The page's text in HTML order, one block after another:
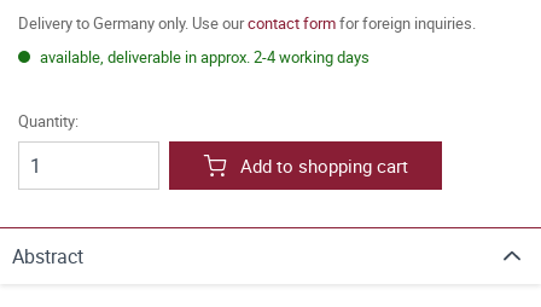
Delivery to Germany only. Use ourcontact formfor foreign inquiries.
available, deliverable in approx. 2-4 working days
Quantity:
Add to shopping cart
Abstract